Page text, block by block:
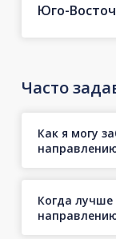
Юго-
Часто
Как я могу
Когда лучше